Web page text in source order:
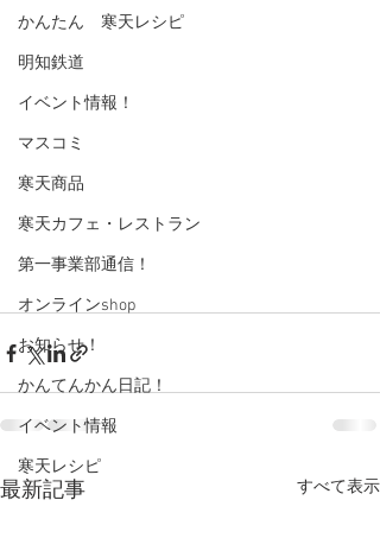
かんたん 寒天レシピ
明知鉄道
イベント情報！
マスコミ
寒天商品
寒天カフェ・レストラン
第一事業部通信！
オンラインshop
お知らせ！
かんてんかん日記！
イベント情報
寒天レシピ
最新記事 すべて表示